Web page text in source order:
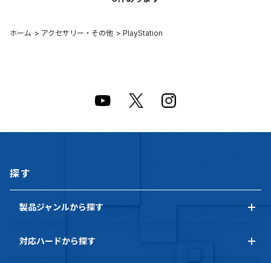
ホーム > アクセサリー・その他 > PlayStation
探す
製品ジャンルから探す
対応ハードから探す